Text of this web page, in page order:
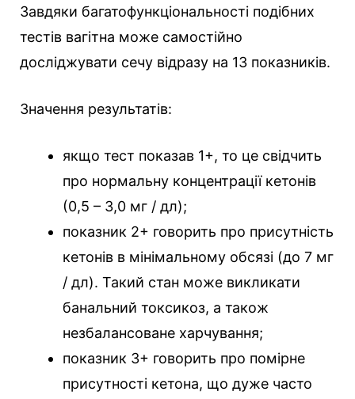
Завдяки багатофункціональності подібних
тестів вагітна може самостійно
досліджувати сечу відразу на 13 показників.
Значення результатів:
якщо тест показав 1+, то це свідчить
про нормальну концентрації кетонів
(0,5 – 3,0 мг / дл);
показник 2+ говорить про присутність
кетонів в мінімальному обсязі (до 7 мг
/ дл). Такий стан може викликати
банальний токсикоз, а також
незбалансоване харчування;
показник 3+ говорить про помірне
присутності кетона, що дуже часто